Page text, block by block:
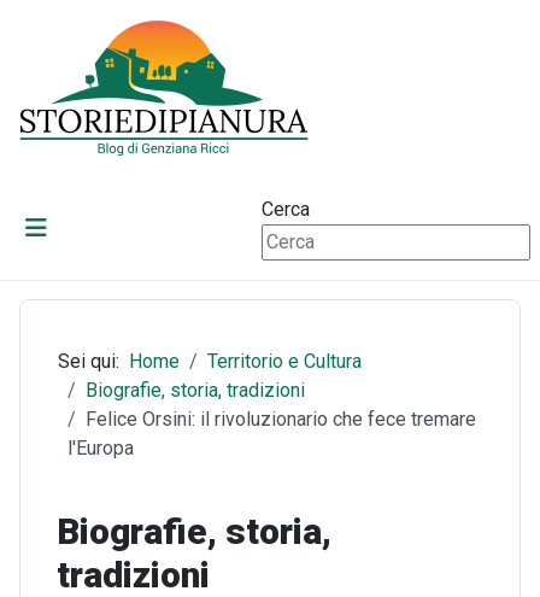
Cerca
Sei qui: Home
Territorio e Cultura
Biografie, storia, tradizioni
Felice Orsini: il rivoluzionario che fece tremare
l'Europa
Biografie, storia,
tradizioni